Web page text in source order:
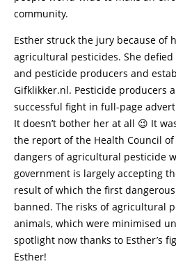
community.
Esther struck the jury because of
agricultural pesticides. She
and pesticide producers and
Gifklikker.nl. Pesticide producers
successful fight in full-page
It doesn’t bother her at all 😉 It
the report of the Health Council
dangers of agricultural pesticide
government is largely accepting
result of which the first
banned. The risks of agricultural
animals, which were minimised
spotlight now thanks to Esther’s
Esther!